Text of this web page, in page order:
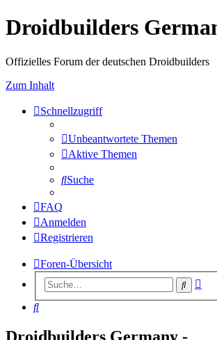
Droidbuilders
Offizielles Forum der deutschen Droidbuilders
Zum Inhalt
Schnellzugriff
Unbeantwortete Themen
Aktive Themen
Suche
FAQ
Anmelden
Registrieren
Foren-Übersicht
Suche
Suche